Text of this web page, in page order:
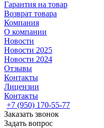
Гарантия на товар
Возврат товара
Компания
О компании
Новости
Новости 2025
Новости 2024
Отзывы
Контакты
Лицензии
Контакты
+7 (950) 170-55-77
Заказать звонок
Задать вопрос